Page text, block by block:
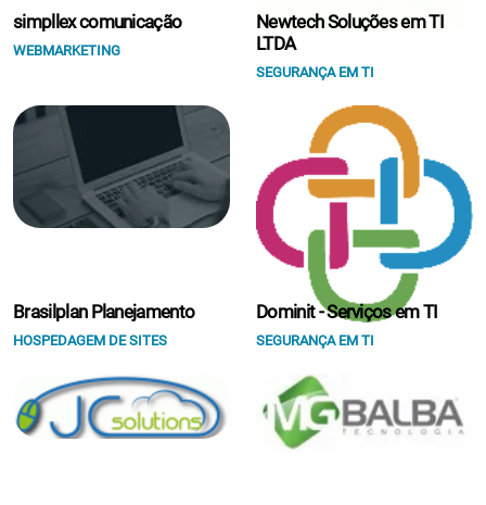
simpllex comunicação
WEBMARKETING
Newtech Soluções em TI
LTDA
SEGURANÇA EM TI
Brasilplan Planejamento
HOSPEDAGEM DE SITES
Dominit - Serviços em TI
SEGURANÇA EM TI